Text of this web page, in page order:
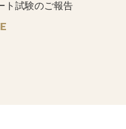
ト試験のご報告